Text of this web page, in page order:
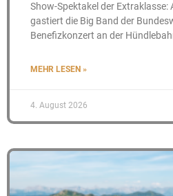
Show-Spektakel der Extraklasse:
gastiert die Big Band der
Benefizkonzert an der
MEHR LESEN »
4. August 2026